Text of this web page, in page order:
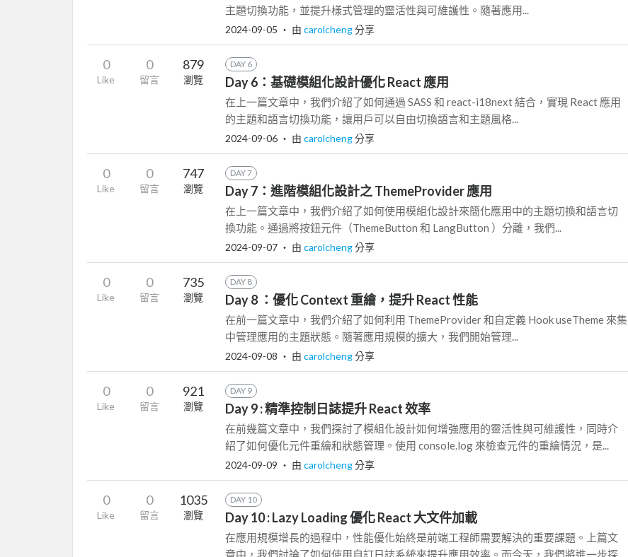
主題切換功能，並提升樣式管理的靈活性與可維護性。隨著應用...
2024-09-05 ‧ 由 carolcheng分享
0
Like
0
留言
879
瀏覽
DAY 6
Day 6：基礎模組化設計優化 React 應用
在上一篇文章中，我們介紹了如何通過 SASS 和 react-i18next 結合，實現 React 應用
的主題和語言切換功能，讓用戶可以自由切換語言和主題風格...
2024-09-06 ‧ 由 carolcheng分享
0
Like
0
留言
747
瀏覽
DAY 7
Day 7：進階模組化設計之 ThemeProvider 應用
在上一篇文章中，我們介紹了如何使用模組化設計來簡化應用中的主題切換和語言切
換功能。通過將按鈕元件（ThemeButton 和 LangButton ）分離，我們...
2024-09-07 ‧ 由 carolcheng分享
0
Like
0
留言
735
瀏覽
DAY 8
Day 8 ：優化 Context 重繪，提升 React 性能
在前一篇文章中，我們介紹了如何利用 ThemeProvider 和自定義 Hook useTheme 來集
中管理應用的主題狀態。隨著應用規模的擴大，我們開始管理...
2024-09-08 ‧ 由 carolcheng分享
0
Like
0
留言
921
瀏覽
DAY 9
Day 9 : 精準控制日誌提升 React 效率
在前幾篇文章中，我們探討了模組化設計如何增強應用的靈活性與可維護性，同時介
紹了如何優化元件重繪和狀態管理。使用 console.log 來檢查元件的重繪情況，是...
2024-09-09 ‧ 由 carolcheng分享
0
Like
0
留言
1035
瀏覽
DAY 10
Day 10 : Lazy Loading 優化 React 大文件加載
在應用規模增長的過程中，性能優化始終是前端工程師需要解決的重要課題。上篇文
章中，我們討論了如何使用自訂日誌系統來提升應用效率。而今天，我們將進一步探